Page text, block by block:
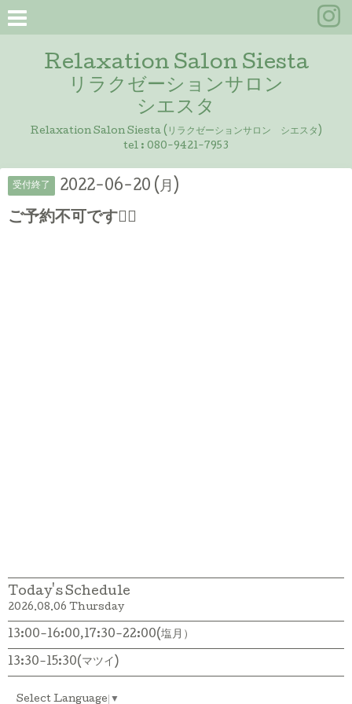
Relaxation Salon Siesta
リラクゼーションサロン
シエスタ
Relaxation Salon Siesta (リラクゼーションサロン シエスタ)
tel : 080-9421-7953
受付終了 2022-06-20 (月)
ご予約不可です🙇‍♀️
Today's Schedule
2026.08.06 Thursday
13:00-16:00,17:30-22:00(塩月）
13:30-15:30(マツイ)
Select Language ▼